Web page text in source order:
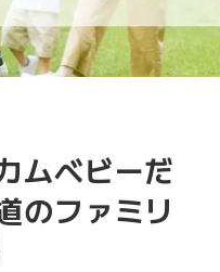
ムベビーだ
のファミリ